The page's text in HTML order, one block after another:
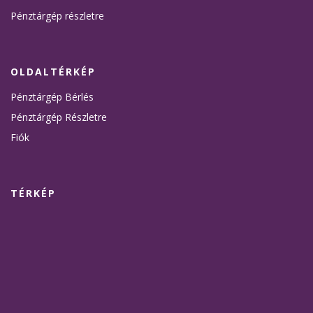
Pénztárgép részletre
OLDALTÉRKÉP
Pénztárgép Bérlés
Pénztárgép Részletre
Fiók
TÉRKÉP